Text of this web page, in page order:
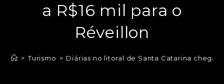
a R$16 mil para o
Réveillon
> Turismo > Diárias no litoral de Santa Catarina